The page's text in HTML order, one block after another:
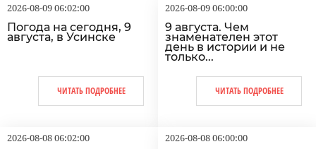
2026-08-09 06:02:00
Погода на сегодня, 9
августа, в Усинске
ЧИТАТЬ ПОДРОБНЕЕ
2026-08-09 06:00:00
9 августа. Чем
знаменателен этот
день в истории и не
только...
ЧИТАТЬ ПОДРОБНЕЕ
2026-08-08 06:02:00 2026-08-08 06:00:00